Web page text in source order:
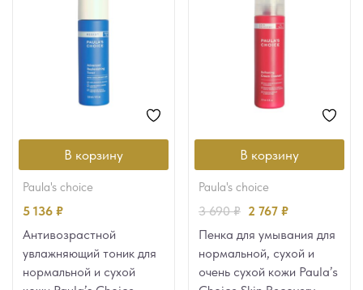
В корзину
paula's choice
5 136 ₽
Антивозрастной
увлажняющий тоник для
нормальной и сухой
В корзину
paula's choice
3 690₽ 2 767 ₽
Пенка для умывания для
нормальной, сухой и
очень сухой кожи Paula’s